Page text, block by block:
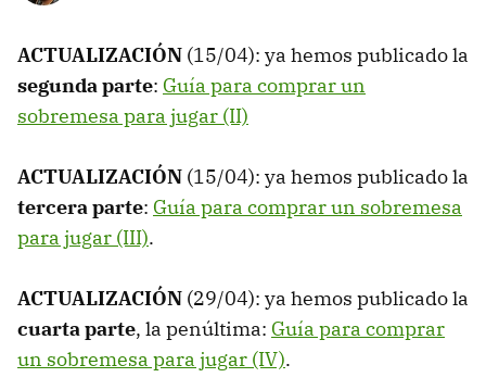
ACTUALIZACIÓN (15/04): ya hemos publicado la
segunda parte: Guía para comprar un
sobremesa para jugar (II)
ACTUALIZACIÓN (15/04): ya hemos publicado la
tercera parte: Guía para comprar un sobremesa
para jugar (III).
ACTUALIZACIÓN (29/04): ya hemos publicado la
cuarta parte, la penúltima: Guía para comprar
un sobremesa para jugar (IV).